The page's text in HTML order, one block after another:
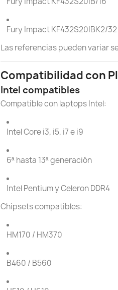
Fury Impact KF432S20IBK2/32
Las referencias pueden variar
Compatibilidad con
Intel compatibles
Compatible con laptops Intel:
Intel Core i3, i5, i7 e i9
6ª hasta 13ª generación
Intel Pentium y Celeron DDR4
Chipsets compatibles:
HM170 / HM370
B460 / B560